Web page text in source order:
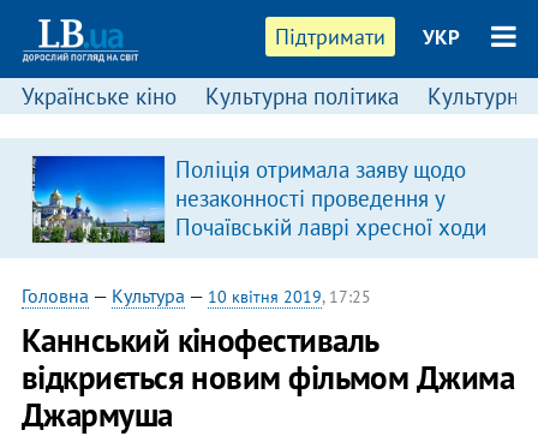
Підтримати УКР
Українське кіно Культурна політика Культурні
Поліція отримала заяву щодо
незаконності проведення у
Почаївській лаврі хресної ходи
Головна — Культура — 10 квітня 2019, 17:25
Каннський кінофестиваль
відкриється новим фільмом Джима
Джармуша